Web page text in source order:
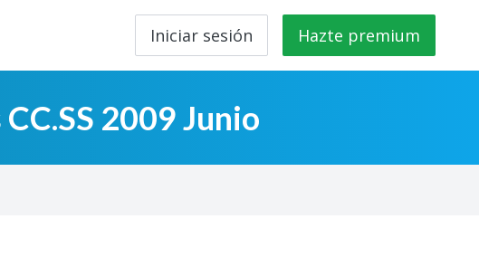
Iniciar sesión Hazte premium
2009 Junio